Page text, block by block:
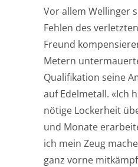
Vor allem Wellinger
Fehlen des
Freund
Metern
Qualifikation seine
auf Edelmetall. «Ich
nötige Lockerheit
und Monate
ich mein Zeug
ganz vorne